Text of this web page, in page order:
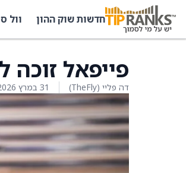
חדשות שוק ההון וול
פייפאל
דה פליי (TheFly) 31 במרץ 2026